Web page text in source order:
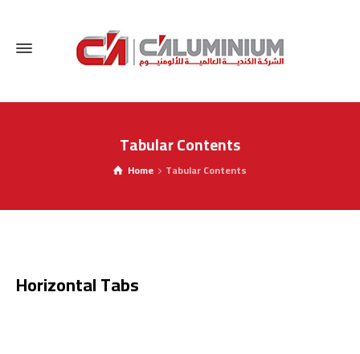
Tabular Contents
Home Tabular Contents
Horizontal Tabs